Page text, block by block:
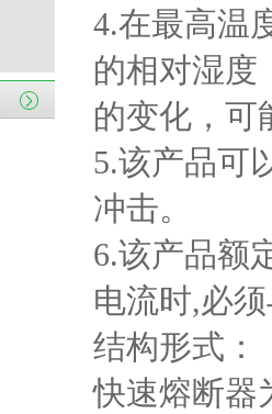
4.在最高温
的相对湿度
的变化，可
5.该产品可
冲击。
6.该产品额
电流时,必
结构形式：
快速熔断器